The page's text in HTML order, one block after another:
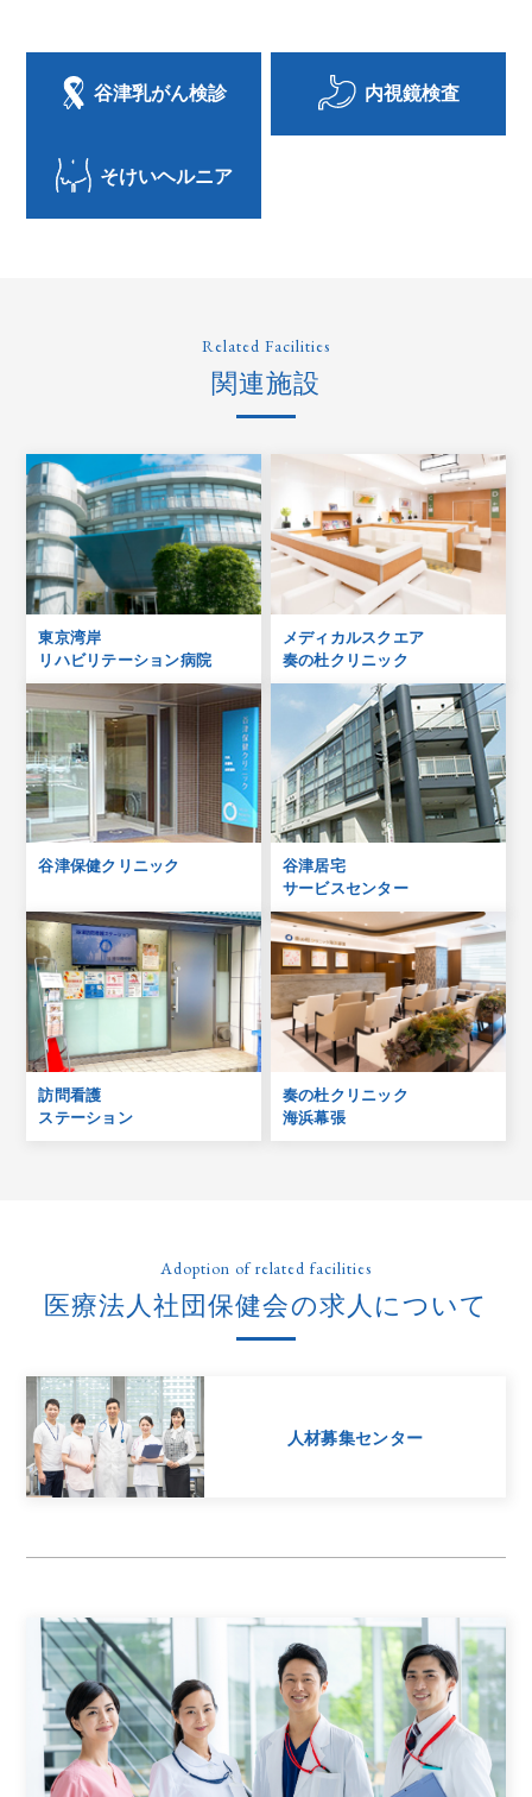
谷津乳がん検診 内視鏡検査
そけいヘルニア
Related Facilities
関連施設
東京湾岸
リハビリテーション病院
メディカルスクエア
奏の杜クリニック
谷津保健クリニック
谷津居宅
サービスセンター
訪問看護
ステーション
奏の杜クリニック
海浜幕張
Adoption of related facilities
医療法人社団保健会の求人について
人材募集センター